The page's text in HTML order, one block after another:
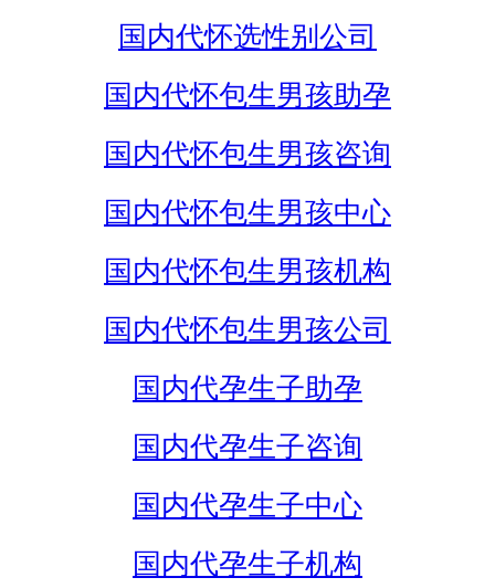
国内代怀选性别公司
国内代怀包生男孩助孕
国内代怀包生男孩咨询
国内代怀包生男孩中心
国内代怀包生男孩机构
国内代怀包生男孩公司
国内代孕生子助孕
国内代孕生子咨询
国内代孕生子中心
国内代孕生子机构